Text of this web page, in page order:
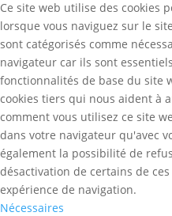
Ce site web utilise des cookies
lorsque vous naviguez sur le
sont catégorisés comme
navigateur car ils sont
fonctionnalités de base du site
cookies tiers qui nous aident à
comment vous utilisez ce site
dans votre navigateur qu'avec
également la possibilité de
désactivation de certains de
expérience de navigation.
Nécessaires